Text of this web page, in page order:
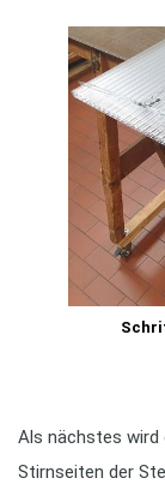
Als nächstes wird
Stirnseiten der